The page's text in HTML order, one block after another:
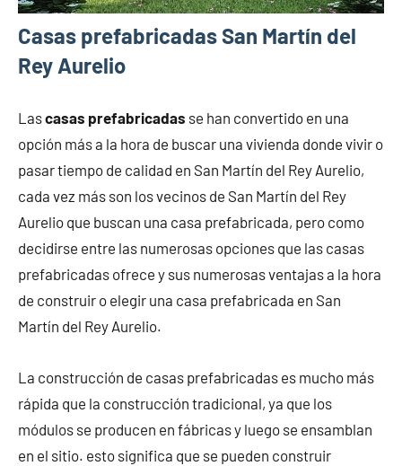
Casas prefabricadas San Martín del
Rey Aurelio
Lascasas prefabricadas se han convertido en una
opción más a la hora de buscar una vivienda donde vivir o
pasar tiempo de calidad en San Martín del Rey Aurelio,
cada vez más son los vecinos de San Martín del Rey
Aurelio que buscan una casa prefabricada, pero como
decidirse entre las numerosas opciones que las casas
prefabricadas ofrece y sus numerosas ventajas a la hora
de construir o elegir una casa prefabricada en San
Martín del Rey Aurelio.
La construcción de casas prefabricadas es mucho más
rápida que la construcción tradicional, ya que los
módulos se producen en fábricas y luego se ensamblan
en el sitio. esto significa que se pueden construir